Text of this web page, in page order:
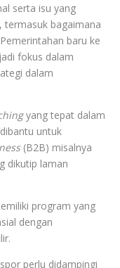
serta isu yang
termasuk bagaimana
baru ke
fokus dalam
dalam
yang tepat dalam
untuk
(B2B) misalnya
dikutip laman
program yang
dengan
perlu didampingi